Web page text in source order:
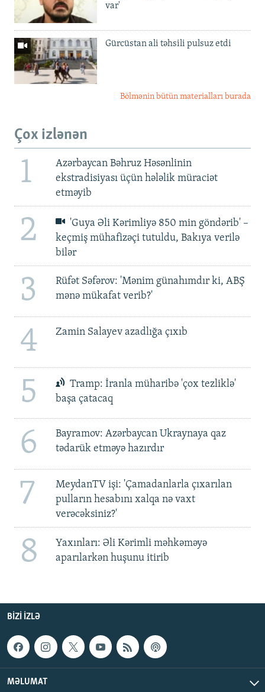
var'
Gürcüstan ali təhsili pulsuz etdi
Bölmənin bütün materialları burada
Çox izlənən
1
Azərbaycan Bəhruz Həsənlinin
ekstradisiyası üçün hələlik müraciət
etməyib
2
'Guya Əli Kərimliyə 850 min göndərib' –
keçmiş mühafizəçi tutuldu, Bakıya verilə
bilər
3
Rüfət Səfərov: 'Mənim günahımdır ki, ABŞ
mənə mükafat verib?'
4 Zamin Salayev azadlığa çıxıb
5
Tramp: İranla müharibə 'çox tezliklə'
başa çatacaq
6
Bayramov: Azərbaycan Ukraynaya qaz
tədarük etməyə hazırdır
7
MeydanTV işi: 'Çamadanlarla çıxarılan
pulların hesabını xalqa nə vaxt
verəcəksiniz?'
8
Yaxınları: Əli Kərimli məhkəməyə
aparılarkən huşunu itirib
BIZI IZLƏ
MƏLUMAT